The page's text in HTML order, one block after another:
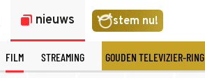
nieuws stem nu!
FILM STREAMING GOUDEN TELEVIZIER-RING